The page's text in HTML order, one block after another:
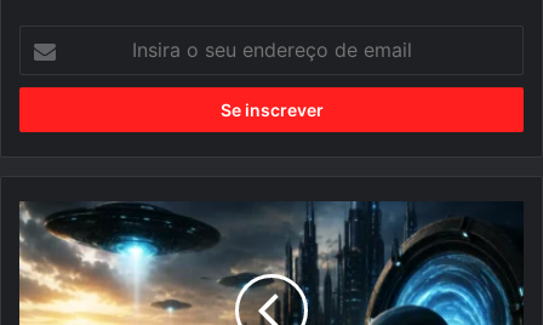
i
a
u
e
n
d
r
A
t
e
o
r
i